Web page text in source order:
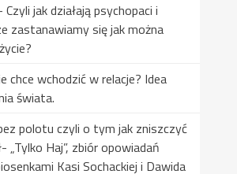
jak działają psychopaci i
zastanawiamy się jak można
chce wchodzić w relacje? Idea
świata.
polotu czyli o tym jak zniszczyć
„Tylko Haj”, zbiór opowiadań
Kasi Sochackiej i Dawida